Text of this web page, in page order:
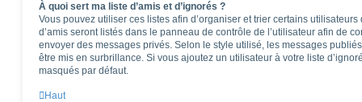
À quoi sert ma liste d’amis et d’ignorés ?
Vous pouvez utiliser ces listes afin d’organiser et trier certains
d’amis seront listés dans le panneau de contrôle de l’utilisateur afin de
envoyer des messages privés. Selon le style utilisé, les messages
être mis en surbrillance. Si vous ajoutez un utilisateur à votre liste
masqués par défaut.
Haut